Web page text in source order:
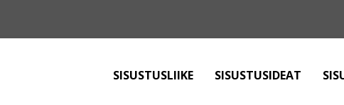
SISUSTUSLIIKE SISUSTUSIDEAT